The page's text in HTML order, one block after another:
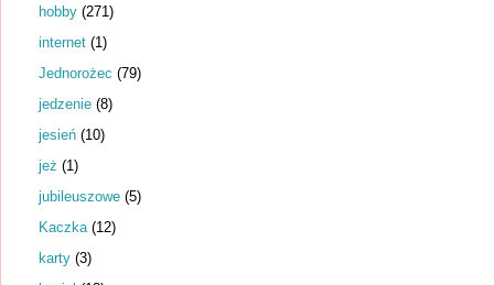
hobby (271)
internet (1)
Jednorożec (79)
jedzenie (8)
jesień (10)
jeż (1)
jubileuszowe (5)
Kaczka (12)
karty (3)